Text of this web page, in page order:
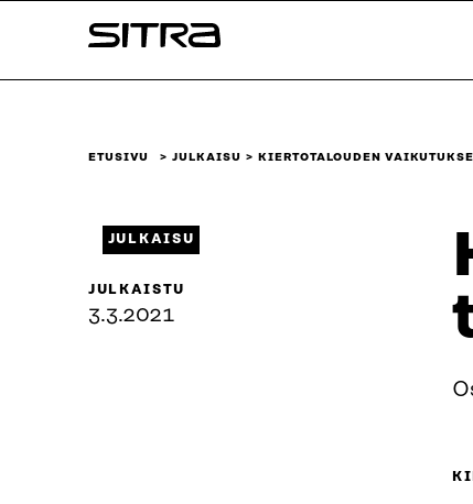
sisältöön
Sitra
ETUSIVU JULKAISU KIERTOTALOUDEN
JULKAISU
JULKAISTU
3.3.2021